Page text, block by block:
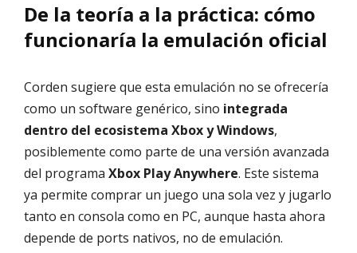
De la teoría a la práctica: cómo
funcionaría la emulación oficial
Corden sugiere que esta emulación no se ofrecería
como un software genérico, sino integrada
dentro del ecosistema Xbox y Windows,
posiblemente como parte de una versión avanzada
del programa Xbox Play Anywhere. Este sistema
ya permite comprar un juego una sola vez y jugarlo
tanto en consola como en PC, aunque hasta ahora
depende de ports nativos, no de emulación.